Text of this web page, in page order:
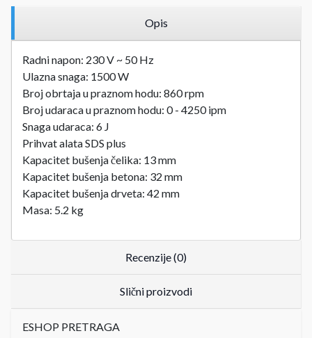
Opis
Radni napon: 230 V ~ 50 Hz
Ulazna snaga: 1500 W
Broj obrtaja u praznom hodu: 860 rpm
Broj udaraca u praznom hodu: 0 - 4250 ipm
Snaga udaraca: 6 J
Prihvat alata SDS plus
Kapacitet bušenja čelika: 13 mm
Kapacitet bušenja betona: 32 mm
Kapacitet bušenja drveta: 42 mm
Masa: 5.2 kg
Recenzije (0)
Slični proizvodi
ESHOP PRETRAGA